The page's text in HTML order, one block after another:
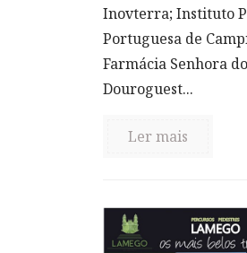
Inovterra; Instituto
Portuguesa de
Farmácia Senhora
Douroguest...
Ler mais